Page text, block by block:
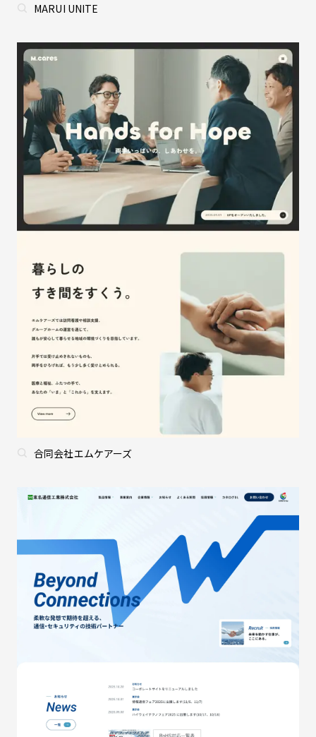
MARUI UNITE
合同会社エムケアーズ